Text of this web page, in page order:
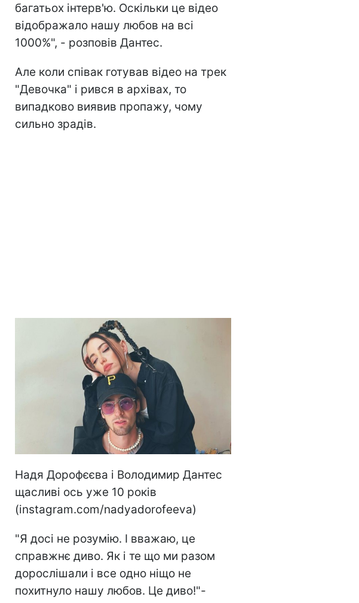
багатьох інтерв'ю. Оскільки це відео
відображало нашу любов на всі
1000%", - розповів Дантес.
Але коли співак готував відео на трек
"Девочка" і рився в архівах, то
випадково виявив пропажу, чому
сильно зрадів.
Надя Дорофєєва і Володимир Дантес
щасливі ось уже 10 років
(instagram.com/nadyadorofeeva)
"Я досі не розумію. І вважаю, це
справжнє диво. Як і те що ми разом
дорослішали і все одно ніщо не
похитнуло нашу любов. Це диво!"-